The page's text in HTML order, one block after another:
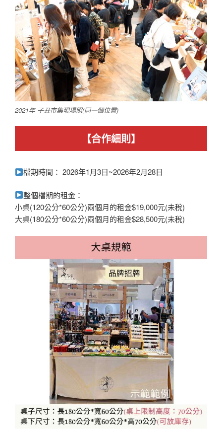
2021年 子丑市集現場照(同一個位置)
【合作細則】
檔期時間： 2026年1月3日~2026年2月28日
整個檔期的租金：
小桌(120公分*60公分)兩個月的租金$19,000元(未稅)
大桌(180公分*60公分)兩個月的租金$28,500元(未稅)